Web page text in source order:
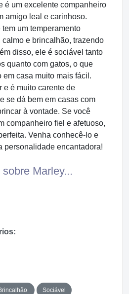
é um excelente companheiro
amigo leal e carinhoso.
um temperamento
e brincalhão, trazendo
disso, ele é sociável tanto
quanto com gatos, o que
em casa muito mais fácil.
e é muito carente de
se dá bem em casas com
à vontade. Se você
companheiro fiel e afetuoso,
Venha conhecê-lo e
personalidade encantadora!
Marley...
Sociável